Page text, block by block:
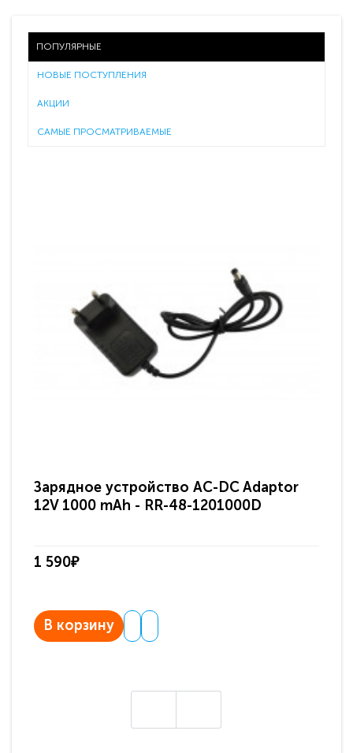
ПОПУЛЯРНЫЕ
НОВЫЕ ПОСТУПЛЕНИЯ
АКЦИИ
САМЫЕ ПРОСМАТРИВАЕМЫЕ
Зарядное устройство AC-DC Adaptor
12V 1000 mAh - RR-48-1201000D
1 590₽
В корзину